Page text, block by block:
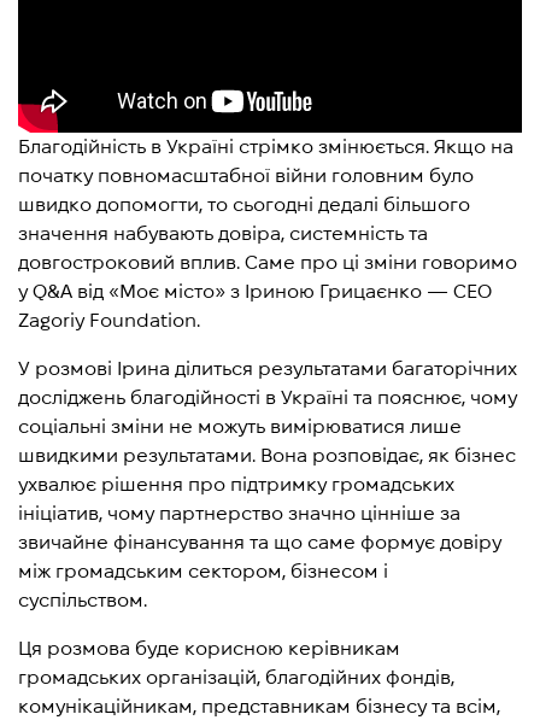
Благодійність в Україні стрімко змінюється. Якщо на
початку повномасштабної війни головним було
швидко допомогти, то сьогодні дедалі більшого
значення набувають довіра, системність та
довгостроковий вплив. Саме про ці зміни говоримо
у Q&A від «Моє місто» з Іриною Грицаєнко — CEO
Zagoriy Foundation.
У розмові Ірина ділиться результатами багаторічних
досліджень благодійності в Україні та пояснює, чому
соціальні зміни не можуть вимірюватися лише
швидкими результатами. Вона розповідає, як бізнес
ухвалює рішення про підтримку громадських
ініціатив, чому партнерство значно цінніше за
звичайне фінансування та що саме формує довіру
між громадським сектором, бізнесом і
суспільством.
Ця розмова буде корисною керівникам
громадських організацій, благодійних фондів,
комунікаційникам, представникам бізнесу та всім,